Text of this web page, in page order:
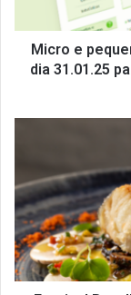
até
31.01.25
Simples
Nacional
Micro e
dia 31.01.25
Noruega
2024
acontece
pela
terceira
vez